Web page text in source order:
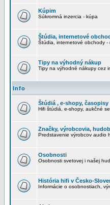
Kúpim
Súkromná inzercia - kúpa
Štúdia, internetové
Štúdia, internetové obchody -
Tipy na výhodný nákup
Tipy na výhodné nákupy cez
Info
Štúdiá , e-shopy, časopisy
Hifi štúdiá, e-shopy, aukčné
Značky, výrobcovia,
Predstavenie výrobcov audio
Osobnosti
Osobnosti svetovej i našej
História hifi v Česko-
Informácie o osobnostiach,